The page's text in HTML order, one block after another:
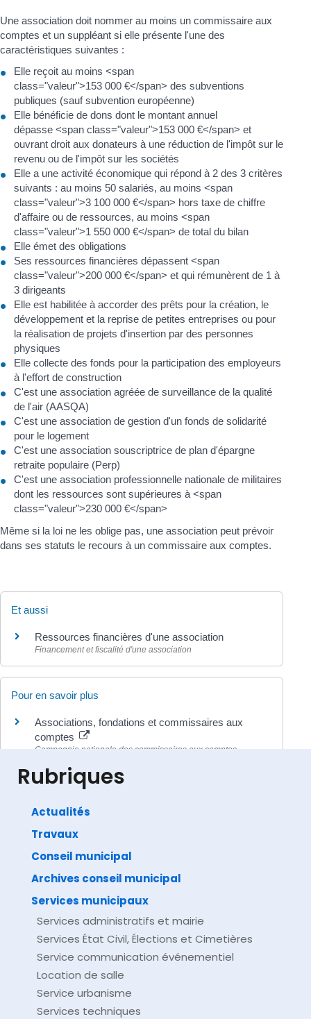
Une association doit nommer au moins un commissaire aux
comptes et un suppléant si elle présente l'une des
caractéristiques suivantes :
Elle reçoit au moins <span
class="valeur">153 000 €</span> des subventions
publiques (sauf subvention européenne)
Elle bénéficie de dons dont le montant annuel
dépasse <span class="valeur">153 000 €</span> et
ouvrant droit aux donateurs à une réduction de l'impôt sur le
revenu ou de l'impôt sur les sociétés
Elle a une activité économique qui répond à 2 des 3 critères
suivants : au moins 50 salariés, au moins <span
class="valeur">3 100 000 €</span> hors taxe de chiffre
d'affaire ou de ressources, au moins <span
class="valeur">1 550 000 €</span> de total du bilan
Elle émet des obligations
Ses ressources financières dépassent <span
class="valeur">200 000 €</span> et qui rémunèrent de 1 à
3 dirigeants
Elle est habilitée à accorder des prêts pour la création, le
développement et la reprise de petites entreprises ou pour
la réalisation de projets d'insertion par des personnes
physiques
Elle collecte des fonds pour la participation des employeurs
à l'effort de construction
C'est une association agréée de surveillance de la qualité
de l'air (AASQA)
C'est une association de gestion d'un fonds de solidarité
pour le logement
C'est une association souscriptrice de plan d'épargne
retraite populaire (Perp)
C'est une association professionnelle nationale de militaires
dont les ressources sont supérieures à <span
class="valeur">230 000 €</span>
Même si la loi ne les oblige pas, une association peut prévoir
dans ses statuts le recours à un commissaire aux comptes.
Et aussi
Ressources financières d'une association
Financement et fiscalité d'une association
Pour en savoir plus
Associations, fondations et commissaires aux
comptes
Compagnie nationale des commissaires aux comptes
Direction de l'information légale et administrative
Rubriques
Actualités
Travaux
Conseil municipal
Archives conseil municipal
Services municipaux
Services administratifs et mairie
Services État Civil, Élections et Cimetières
Service communication événementiel
Location de salle
Service urbanisme
Services techniques